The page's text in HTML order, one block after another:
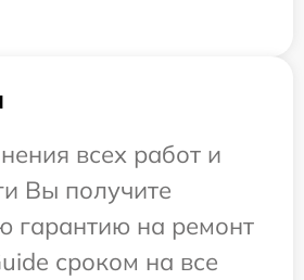
всех работ и
Вы получите
гарантию на ремонт
сроком на все